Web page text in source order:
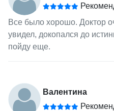
Все было хорошо. Доктор
увидел, докопался до
пойду еще.
Валентина